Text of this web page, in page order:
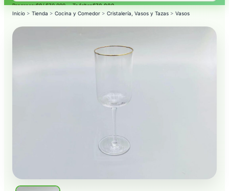
Progreso:$0/ $70.000 — Te faltan$70.000.
Inicio > Tienda > Cocina y Comedor > Cristalería, Vasos y Tazas > Vasos